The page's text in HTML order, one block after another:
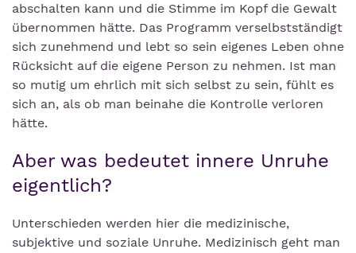
abschalten kann und die Stimme im Kopf die Gewalt
übernommen hätte. Das Programm verselbstständigt
sich zunehmend und lebt so sein eigenes Leben ohne
Rücksicht auf die eigene Person zu nehmen. Ist man
so mutig um ehrlich mit sich selbst zu sein, fühlt es
sich an, als ob man beinahe die Kontrolle verloren
hätte.
Aber was bedeutet innere Unruhe
eigentlich?
Unterschieden werden hier die medizinische,
subjektive und soziale Unruhe. Medizinisch geht man